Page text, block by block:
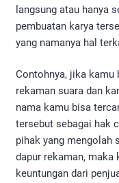
langsung atau hanya
pembuatan karya
yang namanya hal
Contohnya, jika kamu
rekaman suara dan
nama kamu bisa
tersebut sebagai hak
pihak yang mengolah
dapur rekaman, maka
keuntungan dari